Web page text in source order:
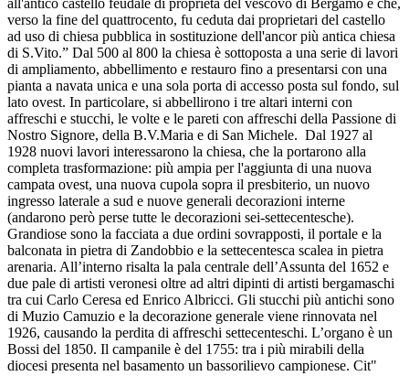
all'antico castello feudale di proprietà del vescovo di Bergamo e che,
verso la fine del quattrocento, fu ceduta dai proprietari del castello
ad uso di chiesa pubblica in sostituzione dell'ancor più antica chiesa
di S.Vito.” Dal 500 al 800 la chiesa è sottoposta a una serie di lavori
di ampliamento, abbellimento e restauro fino a presentarsi con una
pianta a navata unica e una sola porta di accesso posta sul fondo, sul
lato ovest. In particolare, si abbellirono i tre altari interni con
affreschi e stucchi, le volte e le pareti con affreschi della Passione di
Nostro Signore, della B.V.Maria e di San Michele. Dal 1927 al
1928 nuovi lavori interessarono la chiesa, che la portarono alla
completa trasformazione: più ampia per l'aggiunta di una nuova
campata ovest, una nuova cupola sopra il presbiterio, un nuovo
ingresso laterale a sud e nuove generali decorazioni interne
(andarono però perse tutte le decorazioni sei-settecentesche).
Grandiose sono la facciata a due ordini sovrapposti, il portale e la
balconata in pietra di Zandobbio e la settecentesca scalea in pietra
arenaria. All’interno risalta la pala centrale dell’Assunta del 1652 e
due pale di artisti veronesi oltre ad altri dipinti di artisti bergamaschi
tra cui Carlo Ceresa ed Enrico Albricci. Gli stucchi più antichi sono
di Muzio Camuzio e la decorazione generale viene rinnovata nel
1926, causando la perdita di affreschi settecenteschi. L’organo è un
Bossi del 1850. Il campanile è del 1755: tra i più mirabili della
diocesi presenta nel basamento un bassorilievo campionese. Cit"